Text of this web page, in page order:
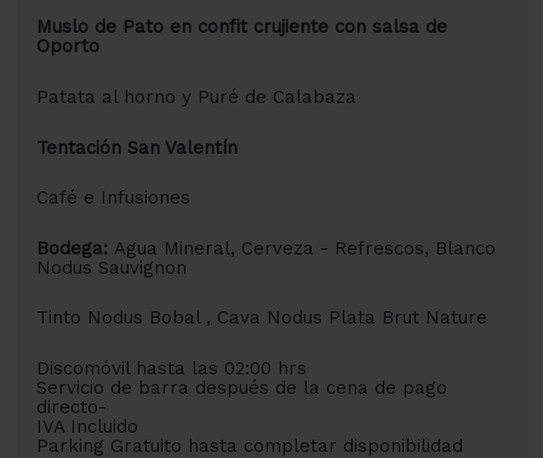
Muslo de Pato en confit crujiente con salsa de
Oporto
Patata al horno y Puré de Calabaza
Tentación San Valentín
Café e Infusiones
Bodega: Agua Mineral, Cerveza - Refrescos, Blanco
Nodus Sauvignon
Tinto Nodus Bobal , Cava Nodus Plata Brut Nature
Discomóvil hasta las 02:00 hrs
Servicio de barra después de la cena de pago
directo-
IVA Incluido
Parking Gratuito hasta completar disponibilidad